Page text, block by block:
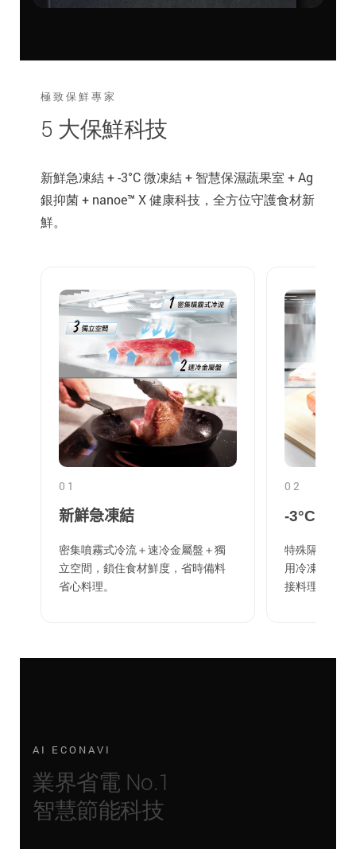
極致保鮮專家
5 大保鮮科技
新鮮急凍結 + -3°C 微凍結 + 智慧保濕蔬果室 + Ag
銀抑菌 + nanoe™ X 健康科技，全方位守護食材新
鮮。
01
新鮮急凍結
密集噴霧式冷流＋速冷金屬盤＋獨
立空間，鎖住食材鮮度，省時備料
省心料理。
02
-3°C 微凍
特殊隔熱壁＋
用冷凍，新鮮
接料理。
AI ECONAVI
業界省電 No.1
智慧節能科技